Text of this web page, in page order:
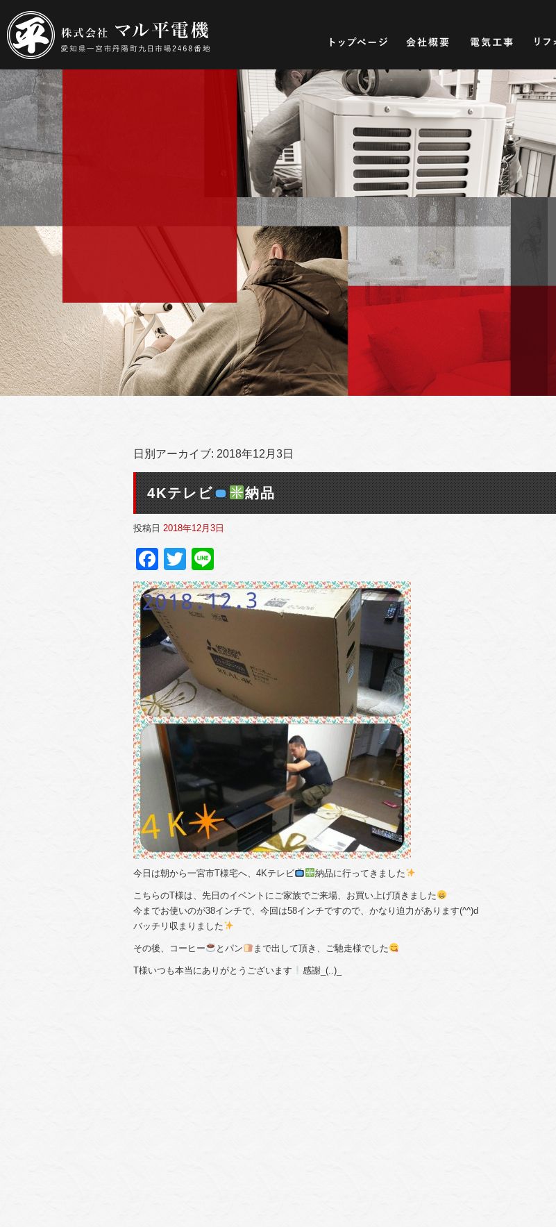
日別アーカイブ: 2018年12月3日
4Kテレビ 納品
投稿日 2018年12月3日
Facebook
Twitter
今日は朝から一宮市T様宅へ、4Kテレビ 納品に行ってきました
こちらのT様は、先日のイベントにご家族でご来場、お買い上げ頂きました
今までお使いのが38インチで、今回は58インチですので、かなり迫力があります(^^)d
バッチリ収まりました
その後、コーヒー とパン まで出して頂き、ご馳走様でした
T様いつも本当にありがとうございます 感謝_(..)_